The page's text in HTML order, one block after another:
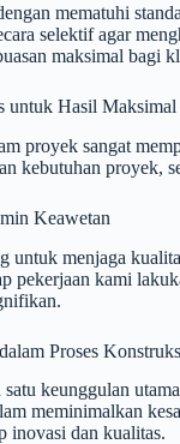
mematuhi
selektif agar
maksimal bagi
untuk Hasil Maksimal
proyek sangat
kebutuhan proyek,
Keawetan
untuk menjaga
pekerjaan kami
Proses
keunggulan
meminimalkan
inovasi dan kualitas.